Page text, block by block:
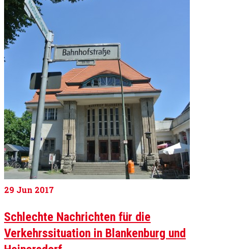
29 Jun 2017
Schlechte Nachrichten für die
Verkehrssituation in Blankenburg und